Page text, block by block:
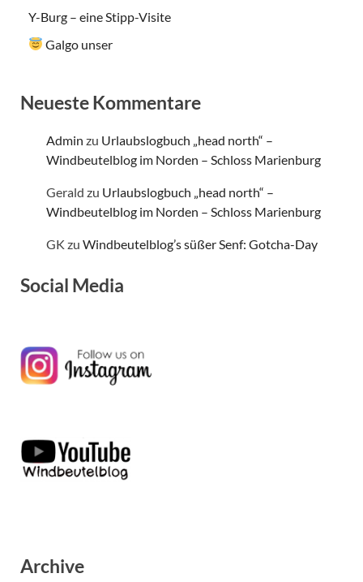
Y-Burg – eine Stipp-Visite
Galgo unser
Neueste Kommentare
Admin zu Urlaubslogbuch „head north“ –
Windbeutelblog im Norden – Schloss Marienburg
Gerald zu Urlaubslogbuch „head north“ –
Windbeutelblog im Norden – Schloss Marienburg
GK zu Windbeutelblog’s süßer Senf: Gotcha-Day
Social Media
Archive